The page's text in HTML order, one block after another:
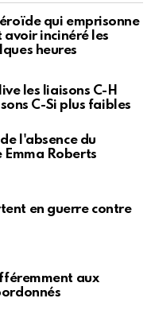
qui emprisonne
avoir incinéré les
heures
les liaisons C-H
C-Si plus faibles
l'absence du
Roberts
en guerre contre
aux